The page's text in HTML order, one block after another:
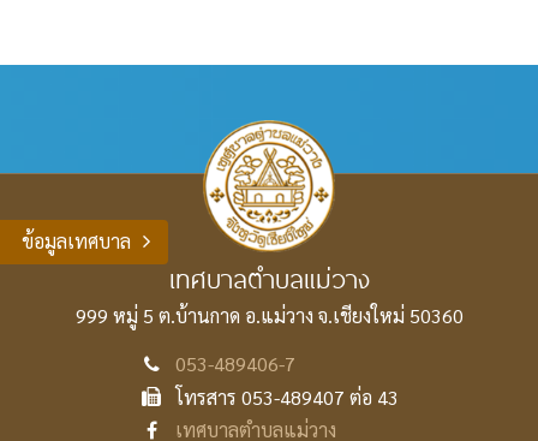
ข้อมูลเทศบาล
เทศบาลตำบลแม่วาง
999 หมู่ 5 ต.บ้านกาด อ.แม่วาง จ.เชียงใหม่ 50360
053-489406-7
โทรสาร 053-489407 ต่อ 43
เทศบาลตำบลแม่วาง